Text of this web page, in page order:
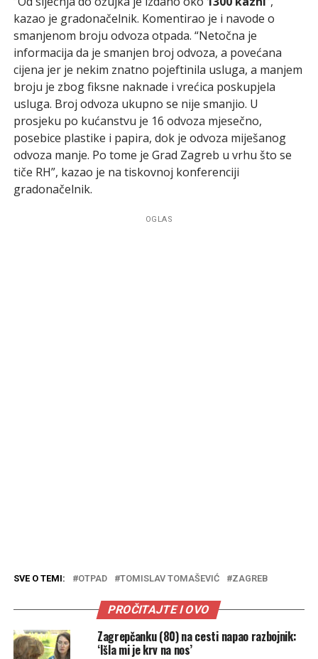
kazao je gradonačelnik. Komentirao je i navode o
smanjenom broju odvoza otpada. “Netočna je
informacija da je smanjen broj odvoza, a povećana
cijena jer je nekim znatno pojeftinila usluga, a manjem
broju je zbog fiksne naknade i vrećica poskupjela
usluga. Broj odvoza ukupno se nije smanjio. U
prosjeku po kućanstvu je 16 odvoza mjesečno,
posebice plastike i papira, dok je odvoza miješanog
odvoza manje. Po tome je Grad Zagreb u vrhu što se
tiče RH”, kazao je na tiskovnoj konferenciji
gradonačelnik.
OGLAS
SVE O TEMI: OTPAD TOMISLAV TOMAŠEVIĆ ZAGREB
PROČITAJTE I OVO
Zagrepčanku (80) na cesti napao razbojnik:
‘Išla mi je krv na nos’